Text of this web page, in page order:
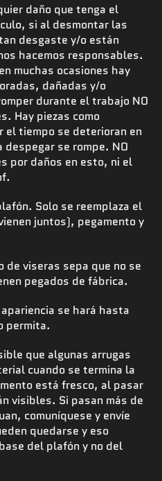
daño que tenga el
si al desmontar las
desgaste y/o están
hacemos responsables.
muchas ocasiones hay
dañadas y/o
durante el trabajo NO
Hay piezas como
tiempo se deterioran en
despegar se rompe. NO
por daños en esto, ni el
Solo se reemplaza el
juntos), pegamento y
viseras sepa que no se
pegados de fábrica.
se hará hasta
permita.
que algunas arrugas
cuando se termina la
está fresco, al pasar
visibles. Si pasan más de
comuníquese y envíe
quedarse y eso
del plafón y no del